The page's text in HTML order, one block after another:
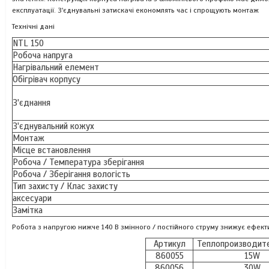
експлуатації. З'єднувальні затискачі економлять час і спрощують монтаж
Технічні дані
NTL 150
Робоча напруга
Нагрівальний елемент
Обігрівач корпусу
З'єднання
З'єднувальний кожух
Монтаж
Місце встановлення
Робоча / Температура зберігання
Робоча / Зберігання вологість
Тип захисту / Клас захисту
аксесуари
Замітка
Робота з напругою нижче 140 В змінного / постійного струму знижує
Артикул
860055
15W